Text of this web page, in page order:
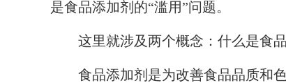
是食品添加剂的“滥用”问题。
这里就涉及两个概念：什么是食品
食品添加剂是为改善食品品质和色